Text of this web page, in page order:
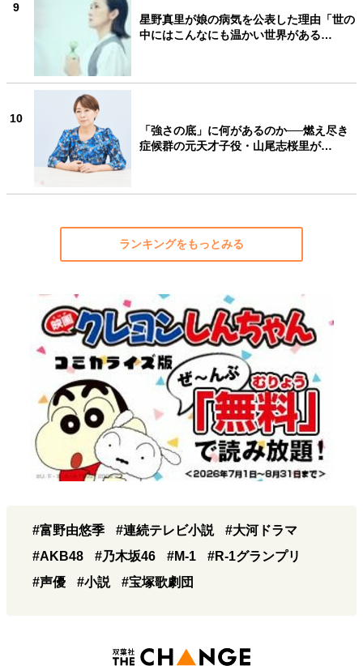
9
星野真里が娘の病気を公表した理由「世の
中にはこんなにも温かい世界がある…
10
「強さの底」に何があるのか──燃え尽き
症候群の元天才子役・山尾志桜里が…
ランキングをもっとみる
#富野由悠季 #連続テレビ小説
#大河ドラマ
#AKB48
#乃木坂46 #M-1
#R-1グランプリ
#声優
#小説 #宝塚歌劇団